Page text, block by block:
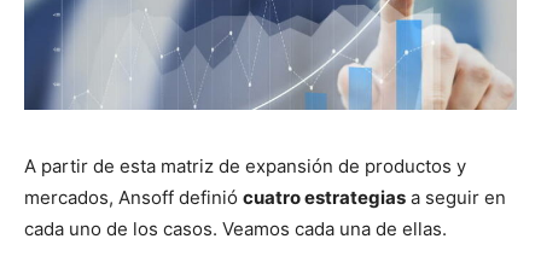
A partir de esta matriz de expansión de productos y
mercados, Ansoff definió cuatro estrategias a seguir en
cada uno de los casos. Veamos cada una de ellas.